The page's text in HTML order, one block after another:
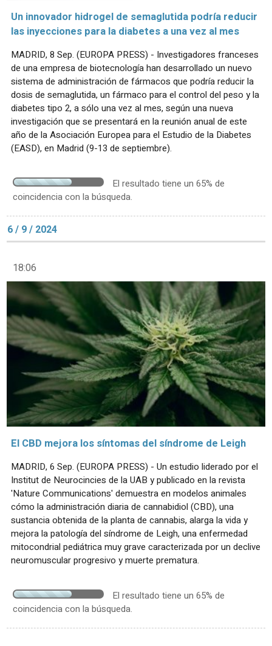
Un innovador hidrogel de semaglutida podría reducir
las inyecciones para la diabetes a una vez al mes
MADRID, 8 Sep. (EUROPA PRESS) - Investigadores franceses
de una empresa de biotecnología han desarrollado un nuevo
sistema de administración de fármacos que podría reducir la
dosis de semaglutida, un fármaco para el control del peso y la
diabetes tipo 2, a sólo una vez al mes, según una nueva
investigación que se presentará en la reunión anual de este
año de la Asociación Europea para el Estudio de la Diabetes
(EASD), en Madrid (9-13 de septiembre).
El resultado tiene un 65% de
coincidencia con la búsqueda.
6 / 9 / 2024
18:06
El CBD mejora los síntomas del síndrome de Leigh
MADRID, 6 Sep. (EUROPA PRESS) - Un estudio liderado por el
Institut de Neurocincies de la UAB y publicado en la revista
'Nature Communications' demuestra en modelos animales
cómo la administración diaria de cannabidiol (CBD), una
sustancia obtenida de la planta de cannabis, alarga la vida y
mejora la patología del síndrome de Leigh, una enfermedad
mitocondrial pediátrica muy grave caracterizada por un declive
neuromuscular progresivo y muerte prematura.
El resultado tiene un 65% de
coincidencia con la búsqueda.